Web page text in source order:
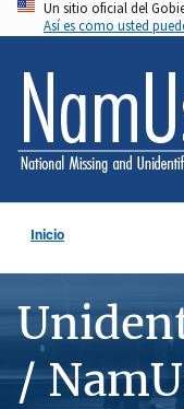
Pasar
al
contenido
principal
Un sitio oficial del
Así es como usted
Inicio
/